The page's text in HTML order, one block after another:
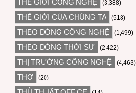
THẾ GIỚI CÔNG NGHỆ (3,388)
THẾ GIỚI CỦA CHÚNG TA (518)
THEO DÒNG CÔNG NGHỆ (1,499)
THEO DÒNG THỜI SỰ (2,422)
THỊ TRƯỜNG CÔNG NGHỆ (4,463)
THƠ (20)